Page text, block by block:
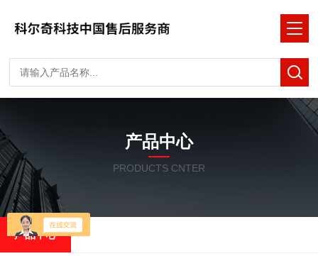
产品中心
PRODUCTS CNTER
产品中心